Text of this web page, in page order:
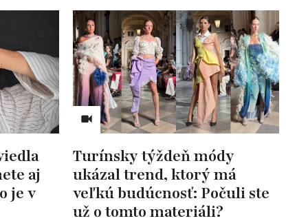
aj
je v
Turínsky týždeň módy
ukázal trend, ktorý má
veľkú budúcnosť: Počuli ste
už o tomto materiáli?